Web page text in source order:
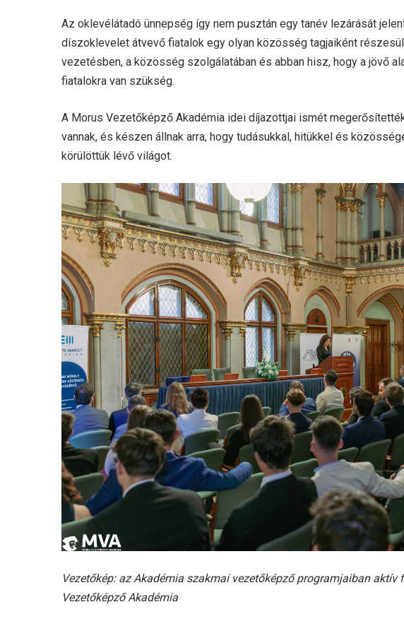
Az oklevélátadó ünnepség így nem pusztán egy tanév lezárását
díszoklevelet átvevő fiatalok egy olyan közösség tagjaiként
vezetésben, a közösség szolgálatában és abban hisz, hogy a jövő
fiatalokra van szükség.
A Morus Vezetőképző Akadémia idei díjazottjai ismét
vannak, és készen állnak arra, hogy tudásukkal, hitükkel és
körülöttük lévő világot.
Vezetőkép: az Akadémia szakmai vezetőképző programjaiban
Vezetőképző Akadémia